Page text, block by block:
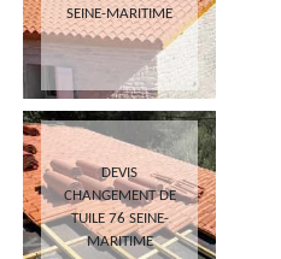
SEINE-MARITIME
DEVIS
CHANGEMENT DE
TUILE 76 SEINE-
MARITIME